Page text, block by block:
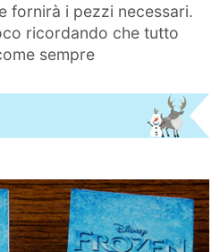
fornirà i pezzi necessari.
ricordando che tutto
sempre